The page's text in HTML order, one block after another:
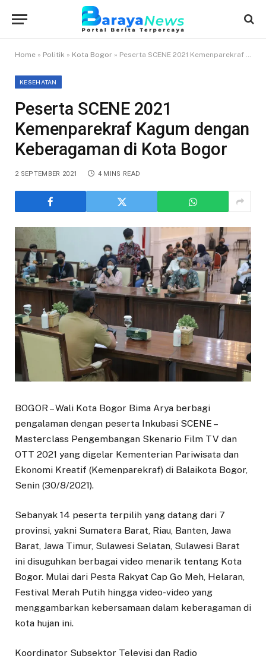
Home » Politik » Kota Bogor » Peserta SCENE 2021 Kemenparekraf Kagum dengan Keberagaman di Kota Bogor
KESEHATAN
Peserta SCENE 2021
Kemenparekraf Kagum dengan
Keberagaman di Kota Bogor
2 SEPTEMBER 2021 4 MINS READ
BOGOR – Wali Kota Bogor Bima Arya berbagi
pengalaman dengan peserta Inkubasi SCENE –
Masterclass Pengembangan Skenario Film TV dan
OTT 2021 yang digelar Kementerian Pariwisata dan
Ekonomi Kreatif (Kemenparekraf) di Balaikota Bogor,
Senin (30/8/2021).
Sebanyak 14 peserta terpilih yang datang dari 7
provinsi, yakni Sumatera Barat, Riau, Banten, Jawa
Barat, Jawa Timur, Sulawesi Selatan, Sulawesi Barat
ini disuguhkan berbagai video menarik tentang Kota
Bogor. Mulai dari Pesta Rakyat Cap Go Meh, Helaran,
Festival Merah Putih hingga video-video yang
menggambarkan kebersamaan dalam keberagaman di
kota hujan ini.
Koordinator Subsektor Televisi dan Radio